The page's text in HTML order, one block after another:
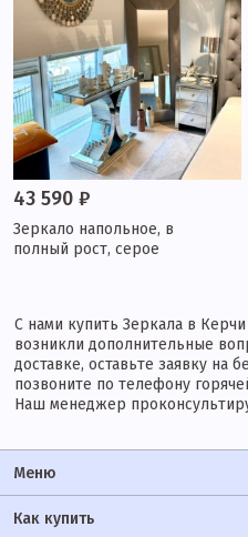
43 590 ₽
Зеркало напольное, в
полный рост, серое
С нами купить Зеркала в
возникли дополнительные
доставке, оставьте заявку на
позвоните по телефону
Наш менеджер
Меню
Как купить